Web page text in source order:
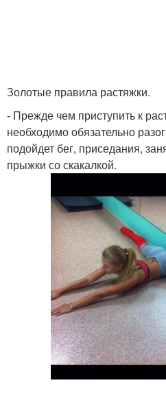
Золотые правила растяжки.
- Прежде чем приступить к
необходимо обязательно
подойдет бег, приседания,
прыжки со скакалкой.